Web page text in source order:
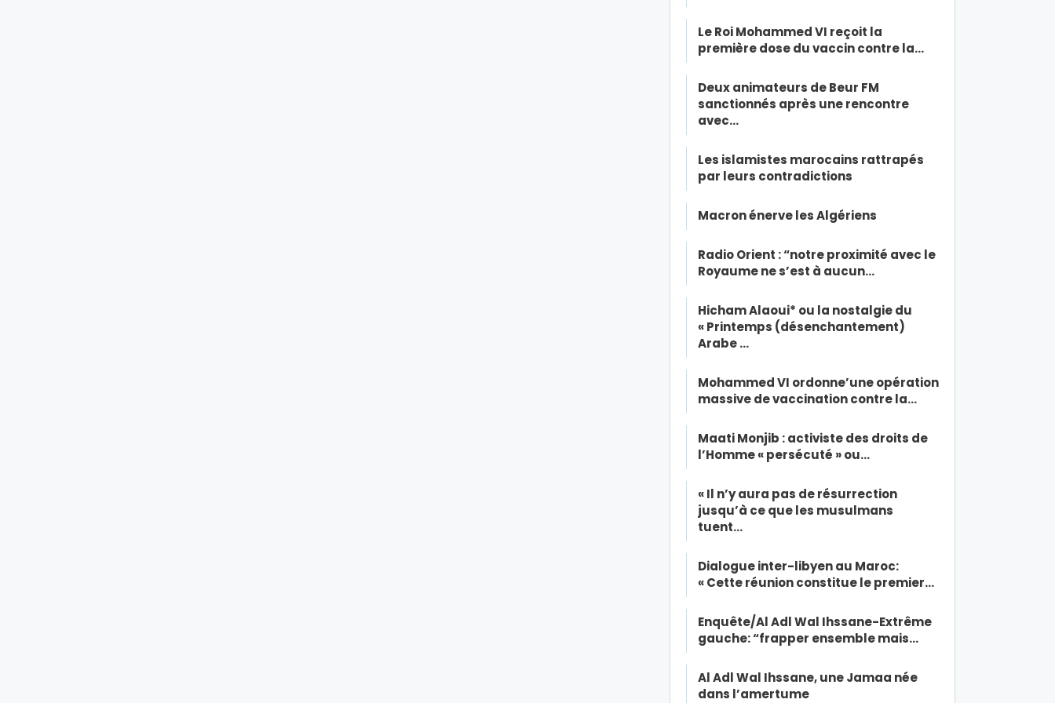
Le Roi Mohammed VI reçoit la
première dose du vaccin contre la…
Deux animateurs de Beur FM
sanctionnés après une rencontre
avec…
Les islamistes marocains rattrapés
par leurs contradictions
Macron énerve les Algériens
Radio Orient : “notre proximité avec le
Royaume ne s’est à aucun…
Hicham Alaoui* ou la nostalgie du
« Printemps (désenchantement)
Arabe …
Mohammed VI ordonne’une opération
massive de vaccination contre la…
Maati Monjib : activiste des droits de
l’Homme « persécuté » ou…
« Il n’y aura pas de résurrection
jusqu’à ce que les musulmans
tuent…
Dialogue inter-libyen au Maroc:
« Cette réunion constitue le premier…
Enquête/Al Adl Wal Ihssane-Extrême
gauche: “frapper ensemble mais…
Al Adl Wal Ihssane, une Jamaa née
dans l’amertume